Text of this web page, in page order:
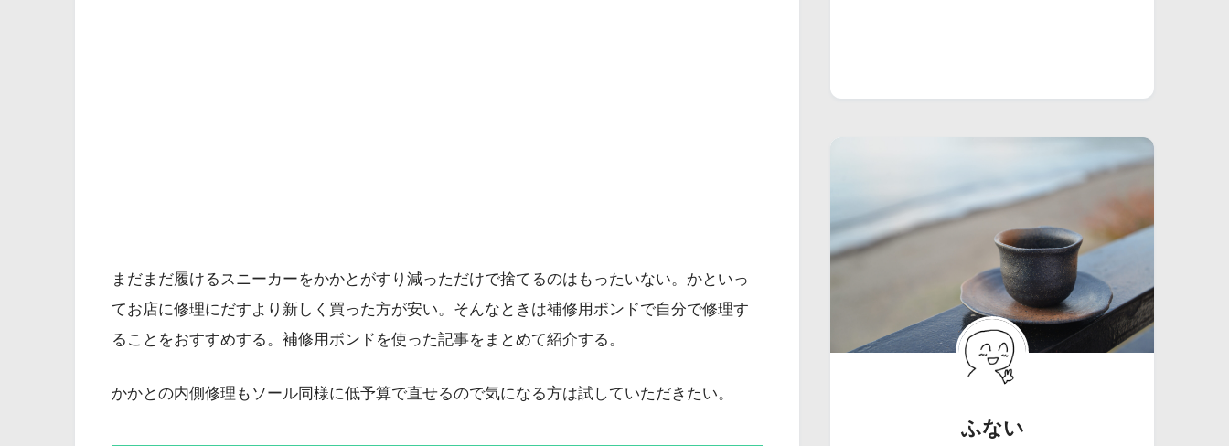
まだまだ履けるスニーカーをかかとがすり減っただけで捨てるのはもったいない。かといっ
てお店に修理にだすより新しく買った方が安い。そんなときは補修用ボンドで自分で修理す
ることをおすすめする。補修用ボンドを使った記事をまとめて紹介する。
かかとの内側修理もソール同様に低予算で直せるので気になる方は試していただきたい。
ふない